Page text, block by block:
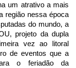
um atrativo a mais
região nessa época
do mundo, a
projeto da dupla
vez ao litoral
de eventos que a
o feriadão da